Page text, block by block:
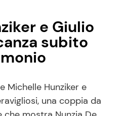
e Giulio
subito
Michelle Hunziker e
una coppia da